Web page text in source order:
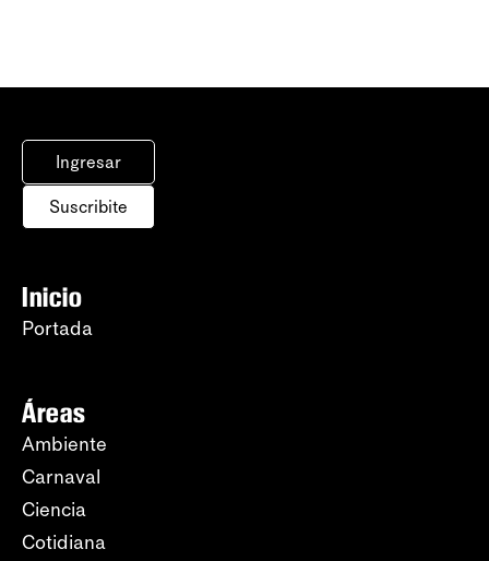
Ingresar
Suscribite
Inicio
Portada
Áreas
Ambiente
Carnaval
Ciencia
Cotidiana